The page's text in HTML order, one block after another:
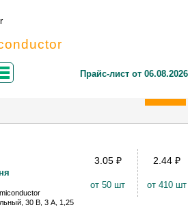
Прайс-лист от
30 В, 3 А, 1,25
3.05 ₽
от 50 шт
2.44₽
от 410 шт